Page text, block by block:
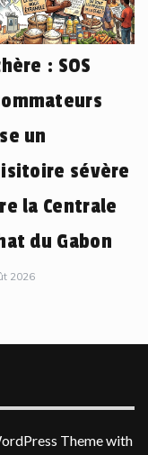
: SOS
un
sévère
la Centrale
du Gabon
2026
Theme with